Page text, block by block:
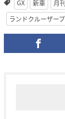
GX
新車 月
ランドクルーザー